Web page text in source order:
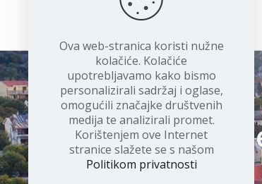
Ova web-stranica koristi nužne
kolačiće. Kolačiće
upotrebljavamo kako bismo
personalizirali sadržaj i oglase,
omogućili značajke društvenih
medija te analizirali promet.
Korištenjem ove Internet
stranice slažete se s našom
Politikom privatnosti